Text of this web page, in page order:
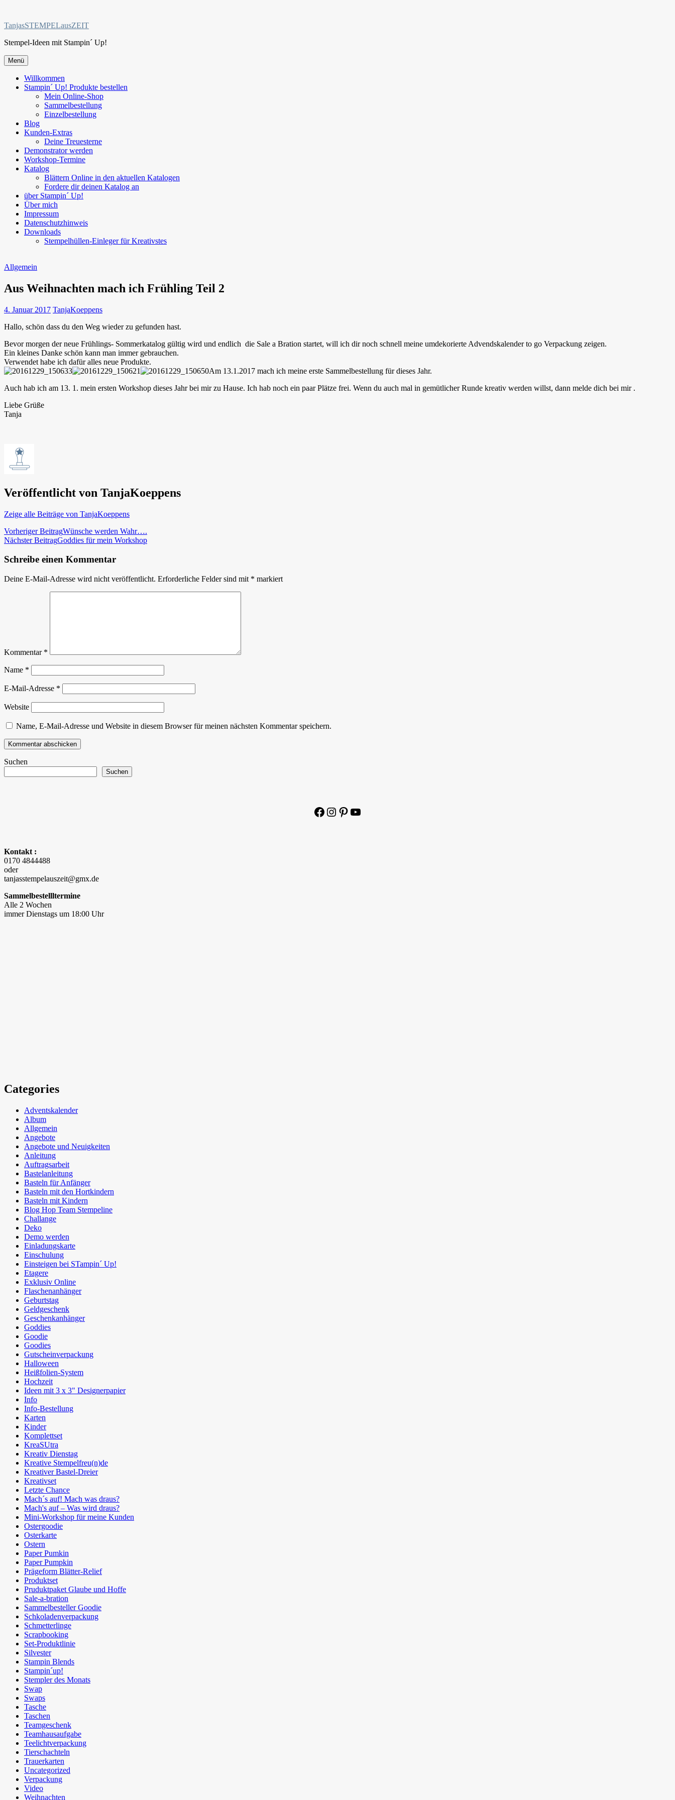
springen
TanjasSTEMPELausZEIT
Stempel-Ideen mit Stampin´ Up!
Menü
Willkommen
Stampin´ Up! Produkte bestellen
Mein Online-Shop
Sammelbestellung
Einzelbestellung
Blog
Kunden-Extras
Deine Treuesterne
Demonstrator werden
Workshop-Termine
Katalog
Blättern Online in den aktuellen Katalogen
Fordere dir deinen Katalog an
über Stampin´ Up!
Über mich
Impressum
Datenschutzhinweis
Downloads
Stempelhüllen-Einleger für Kreativstes
Allgemein
Aus Weihnachten mach ich Frühling Teil 2
4. Januar 2017 TanjaKoeppens
Hallo, schön dass du den Weg wieder zu gefunden hast.
Bevor morgen der neue Frühlings- Sommerkatalog gültig wird und endlich die Sale a Bration startet, will ich dir noch schnell meine umdekorierte Advendskalender to go Verpackung zeigen.
Ein kleines Danke schön kann man immer gebrauchen.
Verwendet habe ich dafür alles neue Produkte.
Am 13.1.2017 mach ich meine erste Sammelbestellung für dieses Jahr.
Auch hab ich am 13. 1. mein ersten Workshop dieses Jahr bei mir zu Hause. Ich hab noch ein paar Plätze frei. Wenn du auch mal in gemütlicher Runde kreativ werden willst, dann melde dich bei mir .
Liebe Grüße
Tanja
Veröffentlicht von TanjaKoeppens
Zeige alle Beiträge von TanjaKoeppens
Beitragsnavigation
Vorheriger BeitragWünsche werden Wahr….
Nächster BeitragGoddies für mein Workshop
Schreibe einen Kommentar
Deine E-Mail-Adresse wird nicht veröffentlicht. Erforderliche Felder sind mit * markiert
Kommentar *
Name *
E-Mail-Adresse *
Website
Name, E-Mail-Adresse und Website in diesem Browser für meinen nächsten Kommentar speichern.
Suchen
Suchen
Facebook
Instagram
Pinterest
YouTube
Kontakt :
0170 4844488
oder
tanjasstempelauszeit@gmx.de
Sammelbestellltermine
Alle 2 Wochen
immer Dienstags um 18:00 Uhr
Categories
Adventskalender
Album
Allgemein
Angebote
Angebote und Neuigkeiten
Anleitung
Auftragsarbeit
Bastelanleitung
Basteln für Anfänger
Basteln mit den Hortkindern
Basteln mit Kindern
Blog Hop Team Stempeline
Challange
Deko
Demo werden
Einladungskarte
Einschulung
Einsteigen bei STampin´ Up!
Etagere
Exklusiv Online
Flaschenanhänger
Geburtstag
Geldgeschenk
Geschenkanhänger
Goddies
Goodie
Goodies
Gutscheinverpackung
Halloween
Heißfolien-System
Hochzeit
Ideen mit 3 x 3" Designerpapier
Info
Info-Bestellung
Karten
Kinder
Komplettset
KreaSUtra
Kreativ Dienstag
Kreative Stempelfreu(n)de
Kreativer Bastel-Dreier
Kreativset
Letzte Chance
Mach´s auf! Mach was draus?
Mach's auf – Was wird draus?
Mini-Workshop für meine Kunden
Ostergoodie
Osterkarte
Ostern
Paper Pumkin
Paper Pumpkin
Prägeform Blätter-Relief
Produktset
Pruduktpaket Glaube und Hoffe
Sale-a-bration
Sammelbesteller Goodie
Schkoladenverpackung
Schmetterlinge
Scrapbooking
Set-Produktlinie
Silvester
Stampin Blends
Stampin´up!
Stempler des Monats
Swap
Swaps
Tasche
Taschen
Teamgeschenk
Teamhausaufgabe
Teelichtverpackung
Tierschachteln
Trauerkarten
Uncategorized
Verpackung
Video
Weihnachten